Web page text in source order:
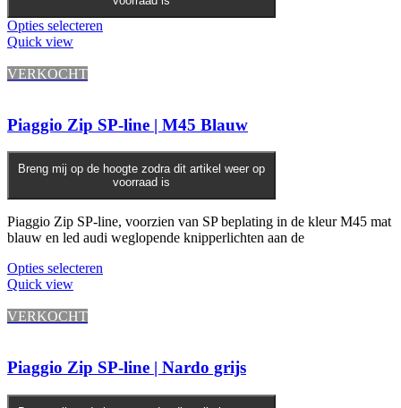
Opties selecteren
optie
kan
gekozen
worden
op
de
productpagina
Quick view
VERKOCHT
Piaggio Zip SP-line | M45 Blauw
Breng mij op de hoogte zodra dit artikel weer op
voorraad is
Piaggio Zip SP-line, voorzien van SP beplating in de kleur M45 mat
blauw en led audi weglopende knipperlichten aan de
Opties selecteren
Quick view
VERKOCHT
Piaggio Zip SP-line | Nardo grijs